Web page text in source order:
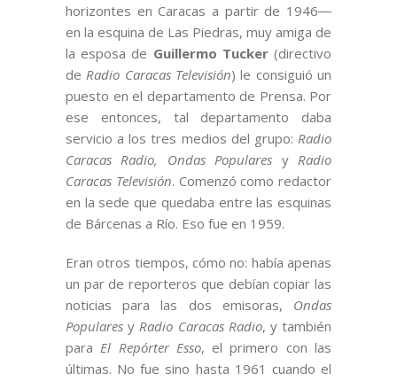
horizontes en Caracas a partir de 1946―
en la esquina de Las Piedras, muy amiga de
la esposa de Guillermo Tucker(directivo
deRadio Caracas Televisión) le consiguió un
puesto en el departamento de Prensa. Por
ese entonces, tal departamento daba
servicio a los tres medios del grupo: Radio
Caracas Radio, Ondas Populares yRadio
Caracas Televisión. Comenzó como redactor
en la sede que quedaba entre las esquinas
de Bárcenas a Río. Eso fue en 1959.
Eran otros tiempos, cómo no: había apenas
un par de reporteros que debían copiar las
noticias para las dos emisoras, Ondas
Populares yRadio Caracas Radio, y también
paraEl Repórter Esso, el primero con las
últimas. No fue sino hasta 1961 cuando el